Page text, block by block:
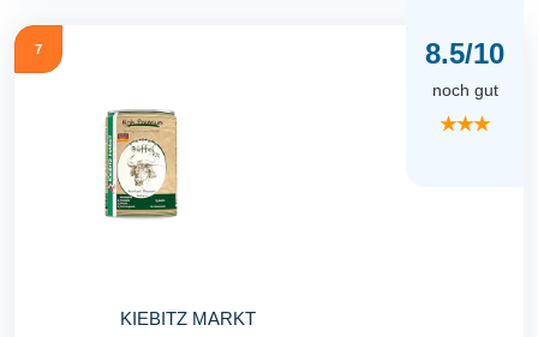
7
KIEBITZ MARKT
8.5/10
noch gut
★★★